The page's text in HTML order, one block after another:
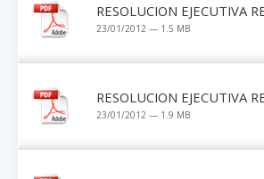
RESOLUCION EJECUTIVA
23/01/2012 — 1.5 MB
RESOLUCION EJECUTIVA
23/01/2012 — 1.9 MB